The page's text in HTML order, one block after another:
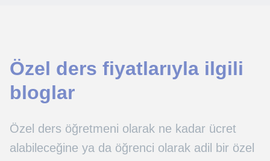
Özel ders fiyatlarıyla ilgili
bloglar
Özel ders öğretmeni olarak ne kadar ücret
alabileceğine ya da öğrenci olarak adil bir özel